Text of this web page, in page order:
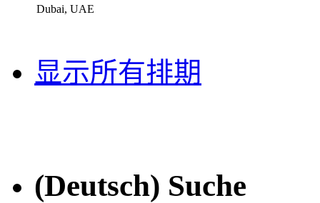
Dubai, UAE
显示所有排期
(Deutsch) Suche